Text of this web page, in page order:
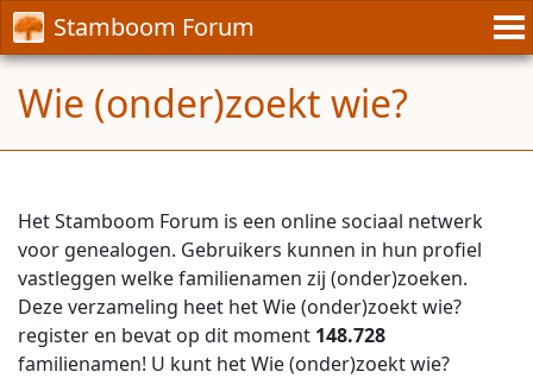
Stamboom Forum
Wie (onder)zoekt wie?
Het Stamboom Forum is een online sociaal netwerk
voor genealogen. Gebruikers kunnen in hun profiel
vastleggen welke familienamen zij (onder)zoeken.
Deze verzameling heet het Wie (onder)zoekt wie?
register en bevat op dit moment 148.728
familienamen! U kunt het Wie (onder)zoekt wie?